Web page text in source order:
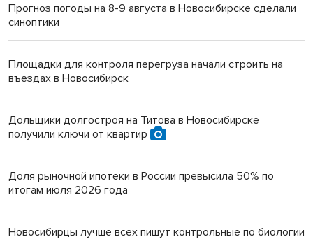
Прогноз погоды на 8-9 августа в Новосибирске сделали
синоптики
Площадки для контроля перегруза начали строить на
въездах в Новосибирск
Дольщики долгостроя на Титова в Новосибирске
получили ключи от квартир
Доля рыночной ипотеки в России превысила 50% по
итогам июля 2026 года
Новосибирцы лучше всех пишут контрольные по биологии